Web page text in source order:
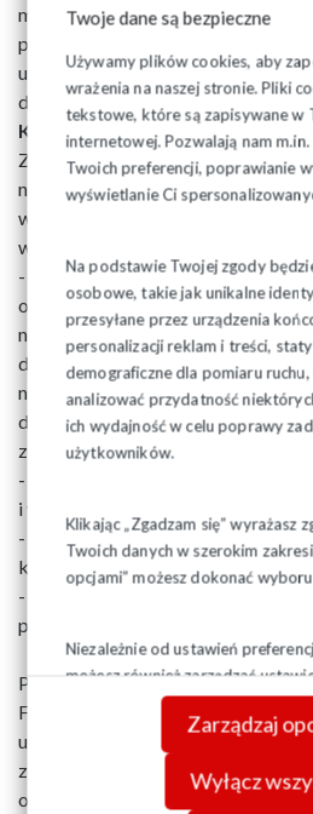
Twoje dane są bezpieczne
Używamy plików cookies, aby
wrażenia na naszej stronie. Pliki
tekstowe, które są zapisywane w
internetowej. Pozwalają nam
Twoich preferencji, poprawianie
wyświetlanie Ci
Na podstawie Twojej zgody
osobowe, takie jak unikalne
przesyłane przez urządzenia
personalizacji reklam i treści,
demograficzne dla pomiaru
analizować przydatność
ich wydajność w celu poprawy
użytkowników.
Klikając „Zgadzam się” wyrażasz
Twoich danych w szerokim
opcjami” możesz dokonać
Niezależnie od ustawień
możesz również zarządzać
swojej przeglądarki. Więcej
danych znajdziesz wPolityce
Zarządzaj
Wyłącz
mógł odbywać także
przygotowania pedagogicznego
ust. 3 Karty Nauczyciela.
dotychczasowe stanowisko MEiN.
Krótszy okres oceny pracy
Zasadniczo okres, za który
nauczyciela mianowanego,
wprowadzono jednak skrócenia
w szkole (nie mniej niż 9 miesięcy).
- w publicznej placówce
ogólnokrajowym, publicznej
nauczycieli szkół
doskonalenia nauczycieli
nauczają w szkołach
doskonalenia nauczycieli
zasięgu ogólnokrajowym, lub
- skierowanych przez ministra
i wychowania do pracy w szkołach
- zatrudnionych na stanowisku,
kwalifikacje pedagogiczne, lub
- urlopowanych lub zwolnionych
pracy.
Ponadto, w związku z
Fundusz Świadczeń
urlopowego dla nauczycieli
zł (z 1662,97 zł brutto).
otrzymają więc wyrównanie